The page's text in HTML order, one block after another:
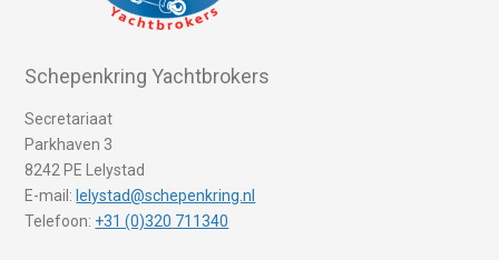
Schepenkring Yachtbrokers
Secretariaat
Parkhaven 3
8242 PE Lelystad
E-mail: lelystad@schepenkring.nl
Telefoon: +31 (0)320 711340